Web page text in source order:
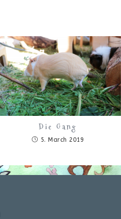
Die Gang
5. March 2019